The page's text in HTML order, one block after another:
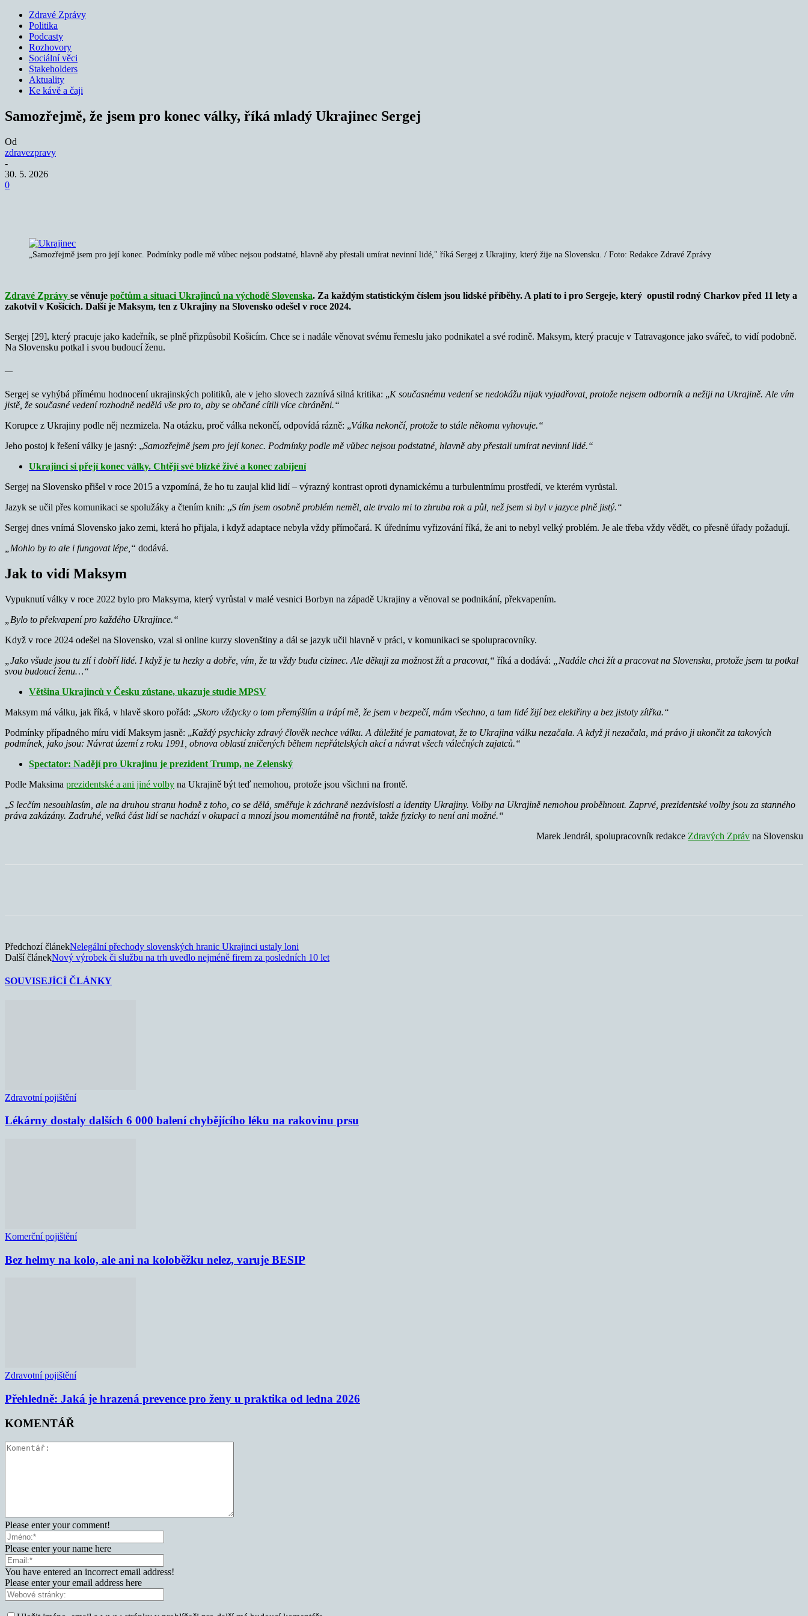
Zdravé Zprávy
Politika
Podcasty
Rozhovory
Sociální věci
Stakeholders
Aktuality
Ke kávě a čaji
Samozřejmě, že jsem pro konec války, říká mladý Ukrajinec Sergej
Od
zdravezpravy
-
30. 5. 2026
0
„Samozřejmě jsem pro její konec. Podmínky podle mě vůbec nejsou podstatné, hlavně aby přestali umírat nevinní lidé," říká Sergej z Ukrajiny, který žije na Slovensku. / Foto: Redakce Zdravé Zprávy
Zdravé Zprávy se věnuje počtům a situaci Ukrajinců na východě Slovenska. Za každým statistickým číslem jsou lidské příběhy. A platí to i pro Sergeje, který opustil rodný Charkov před 11 lety a
zakotvil v Košicích. Další je Maksym, ten z Ukrajiny na Slovensko odešel v roce 2024.
Sergej [29], který pracuje jako kadeřník, se plně přizpůsobil Košicím. Chce se i nadále věnovat svému řemeslu jako podnikatel a své rodině. Maksym, který pracuje v Tatravagonce jako svářeč, to vidí podobně.
Na Slovensku potkal i svou budoucí ženu.
—
Sergej se vyhýbá přímému hodnocení ukrajinských politiků, ale v jeho slovech zaznívá silná kritika: „K současnému vedení se nedokážu nijak vyjadřovat, protože nejsem odborník a nežiji na Ukrajině. Ale vím
jistě, že současné vedení rozhodně nedělá vše pro to, aby se občané cítili více chráněni.“
Korupce z Ukrajiny podle něj nezmizela. Na otázku, proč válka nekončí, odpovídá rázně: „Válka nekončí, protože to stále někomu vyhovuje.“
Jeho postoj k řešení války je jasný: „Samozřejmě jsem pro její konec. Podmínky podle mě vůbec nejsou podstatné, hlavně aby přestali umírat nevinní lidé.“
Ukrajinci si přejí konec války. Chtějí své blízké živé a konec zabíjení
Sergej na Slovensko přišel v roce 2015 a vzpomíná, že ho tu zaujal klid lidí – výrazný kontrast oproti dynamickému a turbulentnímu prostředí, ve kterém vyrůstal.
Jazyk se učil přes komunikaci se spolužáky a čtením knih: „S tím jsem osobně problém neměl, ale trvalo mi to zhruba rok a půl, než jsem si byl v jazyce plně jistý.“
Sergej dnes vnímá Slovensko jako zemi, která ho přijala, i když adaptace nebyla vždy přímočará. K úřednímu vyřizování říká, že ani to nebyl velký problém. Je ale třeba vždy vědět, co přesně úřady požadují.
„Mohlo by to ale i fungovat lépe,“ dodává.
Jak to vidí Maksym
Vypuknutí války v roce 2022 bylo pro Maksyma, který vyrůstal v malé vesnici Borbyn na západě Ukrajiny a věnoval se podnikání, překvapením.
„Bylo to překvapení pro každého Ukrajince.“
Když v roce 2024 odešel na Slovensko, vzal si online kurzy slovenštiny a dál se jazyk učil hlavně v práci, v komunikaci se spolupracovníky.
„Jako všude jsou tu zlí i dobří lidé. I když je tu hezky a dobře, vím, že tu vždy budu cizinec. Ale děkuji za možnost žít a pracovat,“ říká a dodává: „Nadále chci žít a pracovat na Slovensku, protože jsem tu potkal
svou budoucí ženu…“
Většina Ukrajinců v Česku zůstane, ukazuje studie MPSV
Maksym má válku, jak říká, v hlavě skoro pořád: „Skoro vždycky o tom přemýšlím a trápí mě, že jsem v bezpečí, mám všechno, a tam lidé žijí bez elektřiny a bez jistoty zítřka.“
Podmínky případného míru vidí Maksym jasně: „Každý psychicky zdravý člověk nechce válku. A důležité je pamatovat, že to Ukrajina válku nezačala. A když ji nezačala, má právo ji ukončit za takových
podmínek, jako jsou: Návrat území z roku 1991, obnova oblastí zničených během nepřátelských akcí a návrat všech válečných zajatců.“
Spectator: Nadějí pro Ukrajinu je prezident Trump, ne Zelenský
Podle Maksima prezidentské a ani jiné volby na Ukrajině být teď nemohou, protože jsou všichni na frontě.
„S lecčím nesouhlasím, ale na druhou stranu hodně z toho, co se dělá, směřuje k záchraně nezávislosti a identity Ukrajiny. Volby na Ukrajině nemohou proběhnout. Zaprvé, prezidentské volby jsou za stanného
práva zakázány. Zadruhé, velká část lidí se nachází v okupaci a mnozí jsou momentálně na frontě, takže fyzicky to není ani možné.“
Marek Jendrál, spolupracovník redakce Zdravých Zpráv na Slovensku
Předchozí článekNelegální přechody slovenských hranic Ukrajinci ustaly loni
Další článekNový výrobek či službu na trh uvedlo nejméně firem za posledních 10 let
SOUVISEJÍCÍ ČLÁNKY
Zdravotní pojištění
Lékárny dostaly dalších 6 000 balení chybějícího léku na rakovinu prsu
Komerční pojištění
Bez helmy na kolo, ale ani na koloběžku nelez, varuje BESIP
Zdravotní pojištění
Přehledně: Jaká je hrazená prevence pro ženy u praktika od ledna 2026
KOMENTÁŘ
Please enter your comment!
Please enter your name here
You have entered an incorrect email address!
Please enter your email address here